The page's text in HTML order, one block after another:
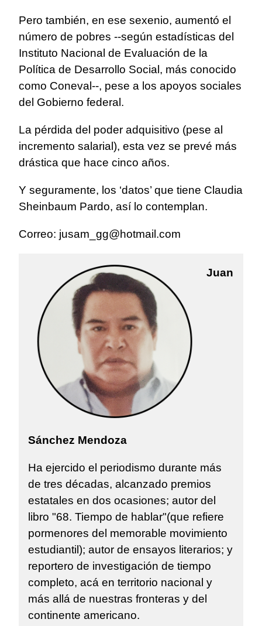
Pero también, en ese sexenio, aumentó el
número de pobres --según estadísticas del
Instituto Nacional de Evaluación de la
Política de Desarrollo Social, más conocido
como Coneval--, pese a los apoyos sociales
del Gobierno federal.
La pérdida del poder adquisitivo (pese al
incremento salarial), esta vez se prevé más
drástica que hace cinco años.
Y seguramente, los ‘datos’ que tiene Claudia
Sheinbaum Pardo, así lo contemplan.
Correo: jusam_gg@hotmail.com
Juan
Sánchez Mendoza
Ha ejercido el periodismo durante más
de tres décadas, alcanzado premios
estatales en dos ocasiones; autor del
libro "68. Tiempo de hablar"(que refiere
pormenores del memorable movimiento
estudiantil); autor de ensayos literarios; y
reportero de investigación de tiempo
completo, acá en territorio nacional y
más allá de nuestras fronteras y del
continente americano.